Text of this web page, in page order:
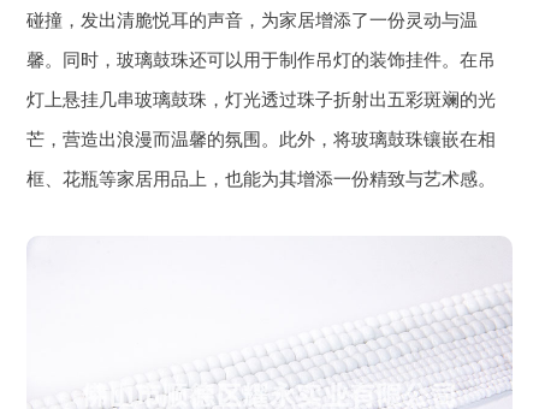
碰撞，发出清脆悦耳的声音，为家居增添了一份灵动与温
馨。同时，玻璃鼓珠还可以用于制作吊灯的装饰挂件。在吊
灯上悬挂几串玻璃鼓珠，灯光透过珠子折射出五彩斑斓的光
芒，营造出浪漫而温馨的氛围。此外，将玻璃鼓珠镶嵌在相
框、花瓶等家居用品上，也能为其增添一份精致与艺术感。